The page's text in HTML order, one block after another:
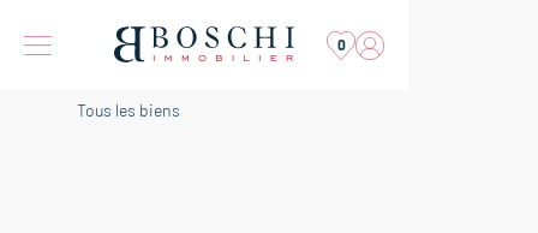
0
Tous les biens